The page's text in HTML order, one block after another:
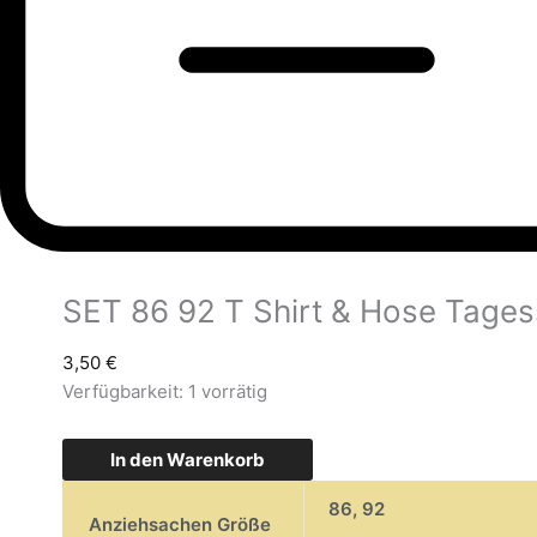
SET 86 92 T Shirt & Hose
3,50 €
Verfügbarkeit: 1 vorrätig
In den Warenkorb
Anziehsachen Größe
86, 92